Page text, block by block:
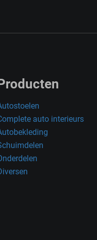
auto interieurs